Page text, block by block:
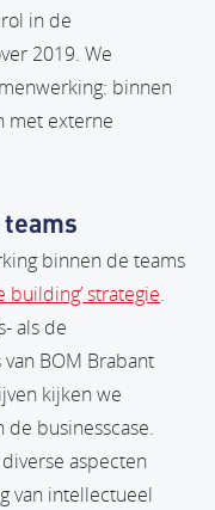
in de
2019. We
binnen
met externe
binnen de teams
building’ strategie.
als de
BOM Brabant
kijken we
de businesscase.
aspecten
van intellectueel